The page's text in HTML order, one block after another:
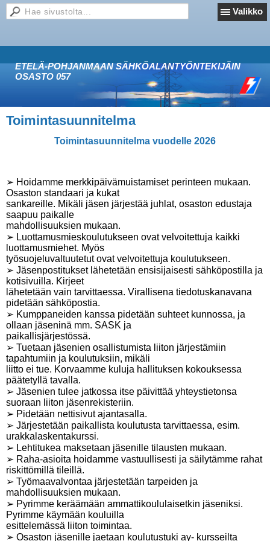
Valikko
ETELÄ-POHJANMAAN SÄHKÖALANTYÖNTEKIJÄIN
OSASTO 057
Toimintasuunnitelma
Toimintasuunnitelma vuodelle 2026
➢ Hoidamme merkkipäivämuistamiset perinteen mukaan.
Osaston standaari ja kukat
sankareille. Mikäli jäsen järjestää juhlat, osaston edustaja
saapuu paikalle
mahdollisuuksien mukaan.
➢ Luottamusmieskoulutukseen ovat velvoitettuja kaikki
luottamusmiehet. Myös
työsuojeluvaltuutetut ovat velvoitettuja koulutukseen.
➢ Jäsenpostitukset lähetetään ensisijaisesti sähköpostilla ja
kotisivuilla. Kirjeet
lähetetään vain tarvittaessa. Virallisena tiedotuskanavana
pidetään sähköpostia.
➢ Kumppaneiden kanssa pidetään suhteet kunnossa, ja
ollaan jäseninä mm. SASK ja
paikallisjärjestössä.
➢ Tuetaan jäsenien osallistumista liiton järjestämiin
tapahtumiin ja koulutuksiin, mikäli
liitto ei tue. Korvaamme kuluja hallituksen kokouksessa
päätetyllä tavalla.
➢ Jäsenien tulee jatkossa itse päivittää yhteystietonsa
suoraan liiton jäsenrekisteriin.
➢ Pidetään nettisivut ajantasalla.
➢ Järjestetään paikallista koulutusta tarvittaessa, esim.
urakkalaskentakurssi.
➢ Lehtitukea maksetaan jäsenille tilausten mukaan.
➢ Raha-asioita hoidamme vastuullisesti ja säilytämme rahat
riskittömillä tileillä.
➢ Työmaavalvontaa järjestetään tarpeiden ja
mahdollisuuksien mukaan.
➢ Pyrimme keräämään ammattikoululaisetkin jäseniksi.
Pyrimme käymään kouluilla
esittelemässä liiton toimintaa.
➢ Osaston jäsenille jaetaan koulutustuki ay- kursseilta